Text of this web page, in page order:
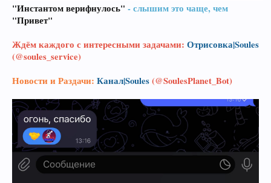
"Инстантом верифнулось" - слышим это чаще, чем
"Привет"
Ждём каждого с интересными задачами: Отрисовка|Soules
(@soules_service)
Новости и Раздачи: Канал|Soules(@SoulesPlanet_Bot)